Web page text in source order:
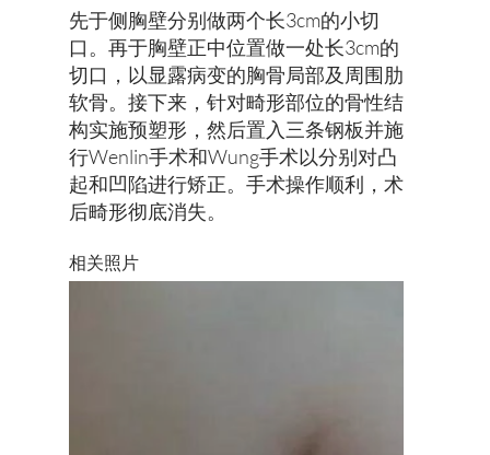
先于侧胸壁分别做两个长3cm的小切
口。再于胸壁正中位置做一处长3cm的
切口，以显露病变的胸骨局部及周围肋
软骨。接下来，针对畸形部位的骨性结
构实施预塑形，然后置入三条钢板并施
行Wenlin手术和Wung手术以分别对凸
起和凹陷进行矫正。手术操作顺利，术
后畸形彻底消失。
​相关照片